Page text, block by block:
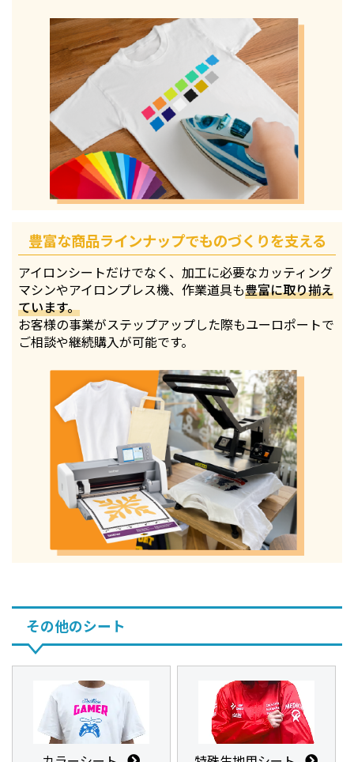
豊富な商品ラインナップでものづくりを支える
アイロンシートだけでなく、加工に必要なカッティング
マシンやアイロンプレス機、作業道具も豊富に取り揃え
ています。
お客様の事業がステップアップした際もユーロポートで
ご相談や継続購入が可能です。
その他のシート